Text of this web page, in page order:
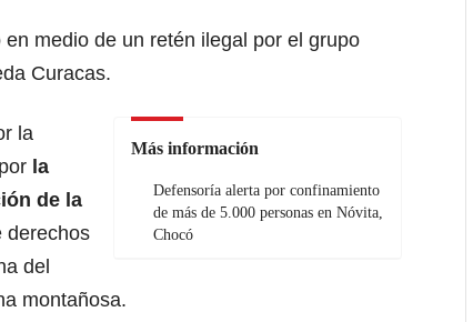
medio de un retén ilegal por el grupo
Curacas.
Más información
Defensoría alerta por confinamiento
de más de 5.000 personas en Nóvita,
Chocó
la
la
de la
derechos
del
montañosa.